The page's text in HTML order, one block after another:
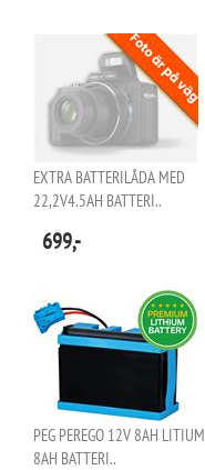
EXTRA BATTERILÅDA MED
22,2V4.5AH BATTERI..
699,-
PEG PEREGO 12V 8AH LITIUM
8AH BATTERI..